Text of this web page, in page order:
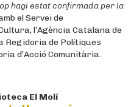
hagi estat confirmada per la
el Servei de
l’Agència Catalana de
Regidoria de Polítiques
d’Acció Comunitària.
El Molí